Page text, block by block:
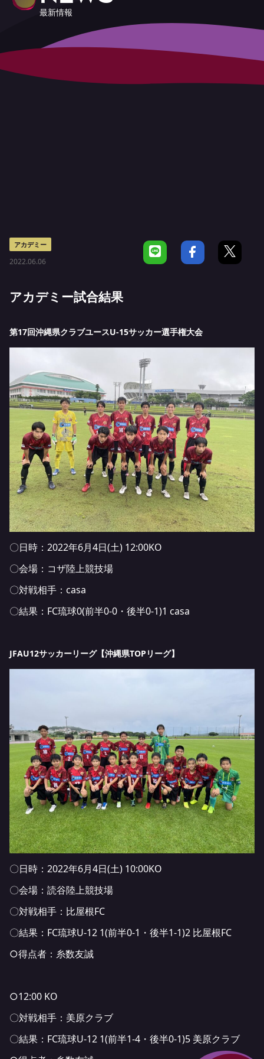
最新情報
アカデミー
2022.06.06
アカデミー試合結果
第17回沖縄県クラブユースU-15サッカー選手権大会
〇日時：2022年6月4日(土) 12:00KO
〇会場：コザ陸上競技場
〇対戦相手：casa
〇結果：FC琉球0(前半0-0・後半0-1)1 casa
JFAU12サッカーリーグ【沖縄県TOPリーグ】
〇日時：2022年6月4日(土) 10:00KO
〇会場：読谷陸上競技場
〇対戦相手：比屋根FC
〇結果：FC琉球U-12 1(前半0-1・後半1-1)2 比屋根FC
○得点者：糸数友誠
○12:00 KO
〇対戦相手：美原クラブ
〇結果：FC琉球U-12 1(前半1-4・後半0-1)5 美原クラブ